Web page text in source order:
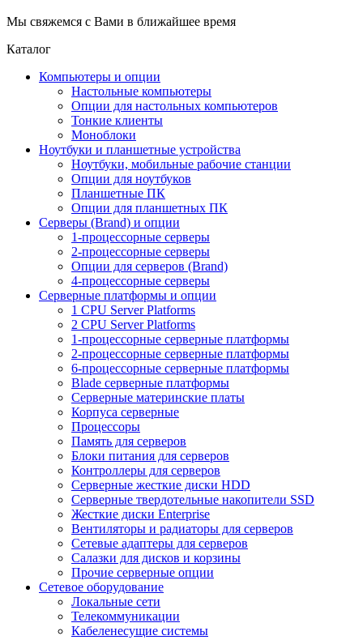
Мы свяжемся с Вами в ближайшее время
Каталог
Компьютеры и опции
Настольные компьютеры
Опции для настольных компьютеров
Тонкие клиенты
Моноблоки
Ноутбуки и планшетные устройства
Ноутбуки, мобильные рабочие станции
Опции для ноутбуков
Планшетные ПК
Опции для планшетных ПК
Серверы (Brand) и опции
1-процессорные серверы
2-процессорные серверы
Опции для серверов (Brand)
4-процессорные серверы
Серверные платформы и опции
1 CPU Server Platforms
2 CPU Server Platforms
1-процессорные серверные платформы
2-процессорные серверные платформы
6-процессорные серверные платформы
Blade серверные платформы
Серверные материнские платы
Корпуса серверные
Процессоры
Память для серверов
Блоки питания для серверов
Контроллеры для серверов
Серверные жесткие диски HDD
Серверные твердотельные накопители SSD
Жесткие диски Enterprise
Вентиляторы и радиаторы для серверов
Сетевые адаптеры для серверов
Салазки для дисков и корзины
Прочие серверные опции
Сетевое оборудование
Локальные сети
Телекоммуникации
Кабеленесущие системы